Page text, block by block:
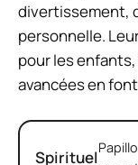
divertissement,
personnelle.
pour les
avancées en
Spirituel